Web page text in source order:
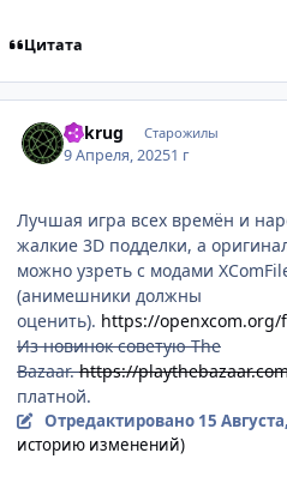
Цитата
Vakrug Старожилы
9 Апреля, 20251 г
Лучшая игра всех времён и
жалкие 3D подделки, а
можно узреть с модами
(анимешники должны
оценить). https://
Из новинок советую The
Bazaar.https://
платной.
Отредактировано 15
историю изменений)